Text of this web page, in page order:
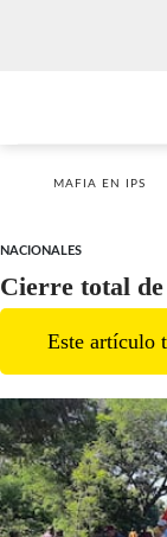
MAFIA EN IPS
NACIONALES
Cierre total
Este artículo